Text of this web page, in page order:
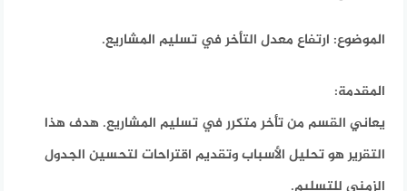
الموضوع: ارتفاع معدل التأخر في تسليم المشاريع.
المقدمة:
يعاني القسم من تأخر متكرر في تسليم المشاريع. هدف هذا
التقرير هو تحليل الأسباب وتقديم اقتراحات لتحسين الجدول